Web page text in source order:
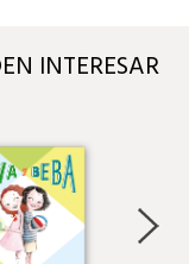
INTERESAR